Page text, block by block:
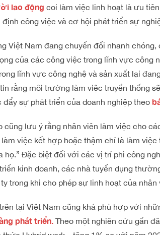
lao động coi làm việc linh hoạt là ưu
công việc và cơ hội phát triển sự
Việt Nam đang chuyển đổi nhanh
của các công việc trong lĩnh vực công
lĩnh vực công nghệ và sản xuất lại
rằng môi trường làm việc truyền thống
đẩy sự phát triển của doanh nghiệp theo
cũng lưu ý rằng nhân viên làm việc cho
việc kết hợp hoặc thậm chí là làm
họ.” Đặc biệt đối với các vị trí phi công
kinh doanh, các nhà tuyển dụng
trong khi cho phép sự linh hoạt của nhân
tại Việt Nam cũng khá phù hợp với
phát triển.Theo một nghiên cứu gần